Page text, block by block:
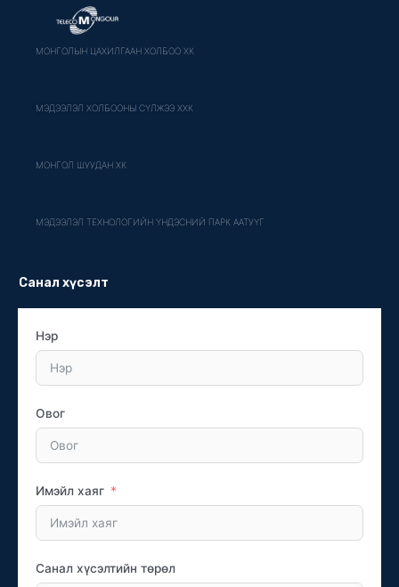
МОНГОЛЫН ЦАХИЛГААН ХОЛБОО ХК
МЭДЭЭЛЭЛ ХОЛБООНЫ СҮЛЖЭЭ ХХК
МОНГОЛ ШУУДАН ХК
МЭДЭЭЛЭЛ ТЕХНОЛОГИЙН ҮНДЭСНИЙ ПАРК ААТУҮГ
Санал хүсэлт
Нэр
Овог
Имэйл хаяг
Санал хүсэлтийн төрөл